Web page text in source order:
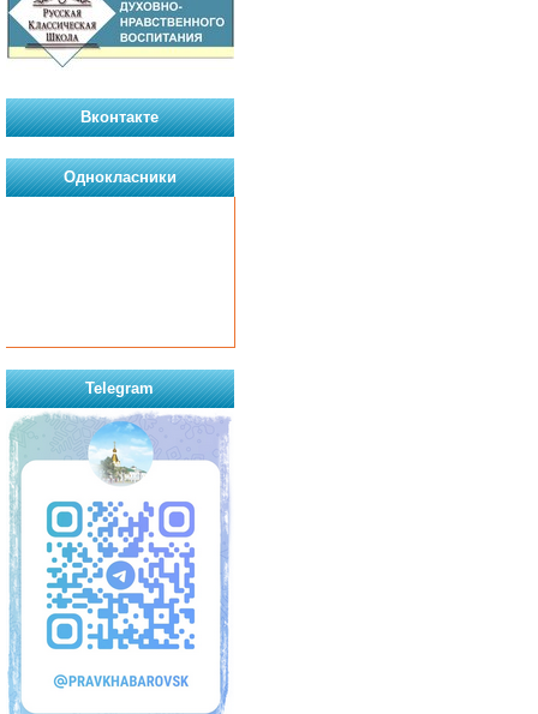
Вконтакте
Однокласники
Telegram